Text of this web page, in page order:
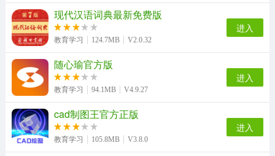
现代汉语词典最新免费版
教育学习 124.7MB V2.0.32
进入
随心瑜官方版
教育学习 94.1MB V4.9.27
进入
cad制图王官方正版
教育学习 105.8MB V3.8.0
进入